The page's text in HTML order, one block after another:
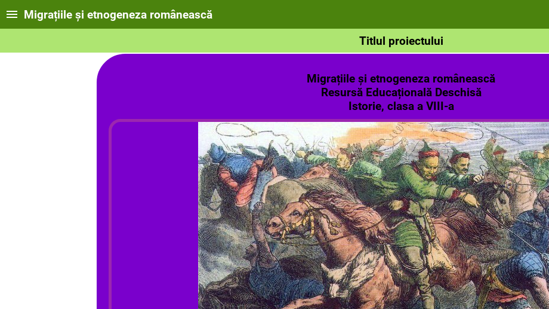
Migrațiile și etnogeneza românească
Titlul proiectului
Migrațiile și etnogeneza românească
Resursă Educațională Deschisă
Istorie, clasa a VIII-a